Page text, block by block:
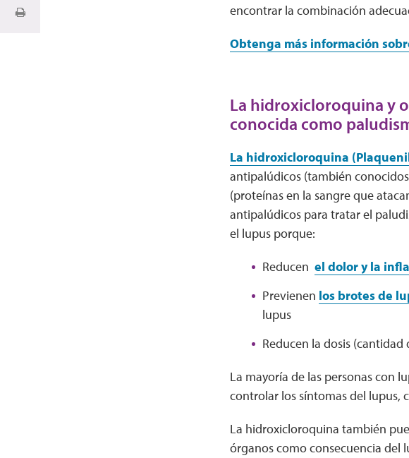
encontrar la combinación
Obtenga más información
La hidroxicloroquina y
conocida como
La hidroxicloroquina
antipalúdicos (también
(proteínas en la sangre que
antipalúdicos para tratar el
el lupus porque:
Reducen el dolor y la
Previenen los brotes de
lupus
Reducen la dosis
La mayoría de las personas con
controlar los síntomas del lupus,
La hidroxicloroquina también
órganos como consecuencia del
Imprimir